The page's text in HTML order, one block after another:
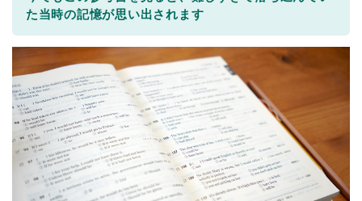
た当時の記憶が思い出されます